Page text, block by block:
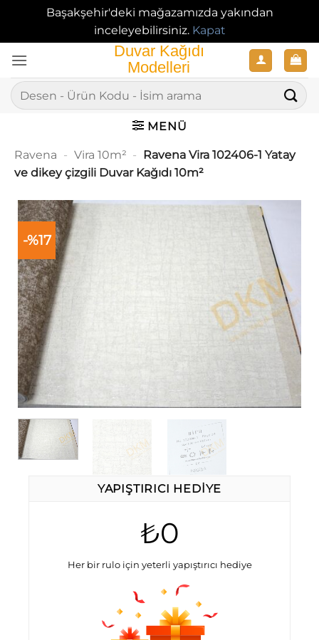
Başakşehir'deki mağazamızda yakından
inceleyebilirsiniz. Kapat
atla
Ara:
MENÜ
Ravena - Vira 10m² - Ravena Vira 102406-1 Yatay
ve dikey çizgili Duvar Kağıdı 10m²
-%17
YAPIŞTIRICI HEDIYE
₺0
Her bir rulo için yeterli yapıştırıcı hediye